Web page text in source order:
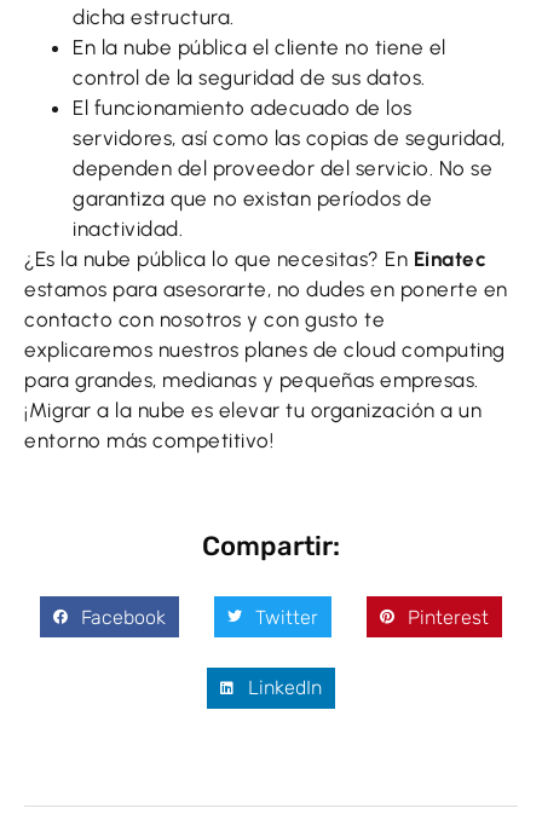
dicha estructura.
En la nube pública el cliente no tiene el
control de la seguridad de sus datos.
El funcionamiento adecuado de los
servidores, así como las copias de seguridad,
dependen del proveedor del servicio. No se
garantiza que no existan períodos de
inactividad.
¿Es la nube pública lo que necesitas? En Einatec
estamos para asesorarte, no dudes en ponerte en
contacto con nosotros y con gusto te
explicaremos nuestros planes de cloud computing
para grandes, medianas y pequeñas empresas.
¡Migrar a la nube es elevar tu organización a un
entorno más competitivo!
Compartir:
Facebook Twitter Pinterest
LinkedIn